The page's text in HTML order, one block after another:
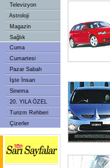
Televizyon
Astroloji
Magazin
Sağlık
Cuma
Cumartesi
Pazar Sabah
İşte İnsan
Sinema
20. YILA ÖZEL
Turizm Rehberi
Çizerler